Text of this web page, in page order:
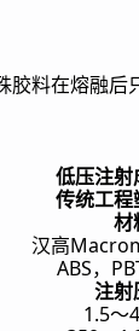
胶料在熔融后
低压注射
传统工程
材
汉高
ABS，
注射
1.5～